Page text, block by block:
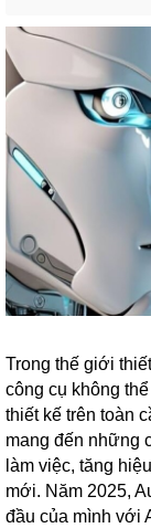
Trong thế giới
công cụ không
thiết kế trên toàn
mang đến những
làm việc, tăng
mới. Năm 2025,
đầu của mình với